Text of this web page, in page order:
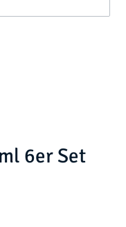
6er Set